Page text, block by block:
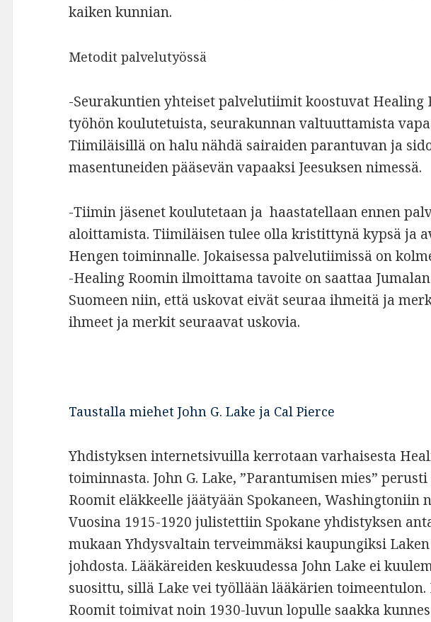
kaiken kunnian.
Metodit palvelutyössä
-Seurakuntien yhteiset palvelutiimit koostuvat Healing
työhön koulutetuista, seurakunnan valtuuttamista
Tiimiläisillä on halu nähdä sairaiden parantuvan ja
masentuneiden pääsevän vapaaksi Jeesuksen nimessä.
-Tiimin jäsenet koulutetaan ja haastatellaan ennen
aloittamista. Tiimiläisen tulee olla kristittynä kypsä ja
Hengen toiminnalle. Jokaisessa palvelutiimissä on
-Healing Roomin ilmoittama tavoite on saattaa
Suomeen niin, että uskovat eivät seuraa ihmeitä ja
ihmeet ja merkit seuraavat uskovia.
Taustalla miehet John G. Lake ja Cal Pierce
Yhdistyksen internetsivuilla kerrotaan varhaisesta
toiminnasta. John G. Lake, ”Parantumisen mies”
Roomit eläkkeelle jäätyään Spokaneen, Washingtoniin
Vuosina 1915-1920 julistettiin Spokane yhdistyksen
mukaan Yhdysvaltain terveimmäksi kaupungiksi
johdosta. Lääkäreiden keskuudessa John Lake ei
suosittu, sillä Lake vei työllään lääkärien toimeentulon.
Roomit toimivat noin 1930-luvun lopulle saakka